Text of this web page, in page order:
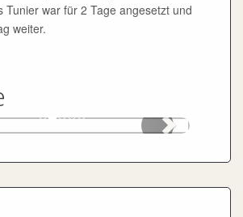
Tunier war für 2 Tage angesetzt und
weiter.